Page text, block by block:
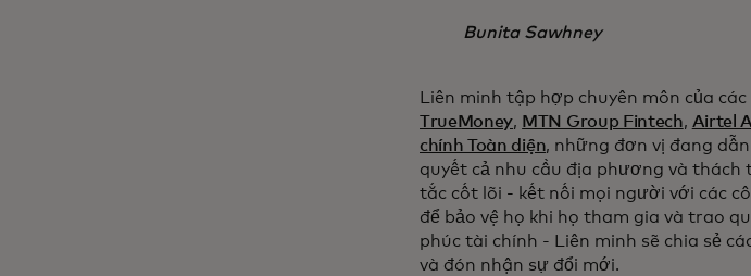
Bunita Sawhney
Liên minh tập hợp chuyên môn của
TrueMoney, MTN Group Fintech, Airtel
chính Toàn diện, những đơn vị đang
quyết cả nhu cầu địa phương và
tắc cốt lõi - kết nối mọi người với các
để bảo vệ họ khi họ tham gia và trao
phúc tài chính - Liên minh sẽ chia sẻ
và đón nhận sự đổi mới.